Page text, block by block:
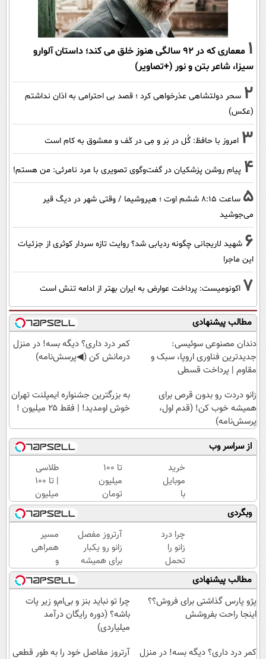
1
معماری که در 92 سالگی هنوز خلق می کند؛ داستان آلوارو
سیزا، شاعر بتن و نور (+تصاویر)
2 سحر دولتشاهی عذرخواهی کرد ؛ قصد بی احترامی به اذان نداشتم
(عکس)
3 امروز با حافظ: گُل در بَر و مِی در کَف و معشوق به کام است
4 پیام روشن پزشکیان در گفت‌و‌گوی تصویری با مرد نامرئی: من هستم!
5
ساعت ۸:۱۵ ششم اوت ؛ هیروشیما / وقتی شهر در دیگ قیر
می‌جوشید
6 شهید لاریجانی چگونه ردیابی شد؟ روایت تازه سردار کوثری از جزئیات
این ماجرا
7 اکونومیست: پرداخت عوارض به ایران بهتر از ادامه تنش است
مطالب پیشنهادی
دندان مصنوعی سوئیسی:
جدیدترین فناوری اروپا، سبک و
مقاوم | پرداخت قسطی
کمر درد داری؟ دیگه بسه! در منزل
درمانش کن (◀پرسش‌نامه)
زانو دردت رو بدون قرص برای
همیشه خوب کن! (قدم اول،
پرسش‌نامه)
به بزرگترین جشنواره ایمپلنت تهران
خوش اومدید! | فقط ۲۵ میلیون !
از سراسر وب
خرید
موبایل
با
اسنپ
پی | در
۴
قسط
بدون
سود و
کارمزد!
تا 100
میلیون
تومان
وام
فوری
خرید
طلا💰
💰
(بدون
ضامن)
طلاسی
| تا 100
میلیون
وام
آنی
خرید
طلا💰
ثبت
نام
کن!
وبگردی
چرا درد
زانو را
تحمل
می‌کنی؟
خیلی
ساده
آرتروز مفصل
زانو رو یکبار
برای همیشه
درمان کن!
◗پرسش‌نامه◖
مسیر
همراهی
و
گزارش
عملکرد
گروه
اسنپ
مطالب پیشنهادی
پژو پارس گذاشتی برای فروش؟؟
اینجا راحت بفروشش
چرا تو نباید بنز و بی‌ام‌و زیر پات
باشه؟ (دوره رایگان درآمد
میلیاردی)
کمر درد داری؟ دیگه بسه! در منزل
آرتروز مفاصل خود را به طور قطعی